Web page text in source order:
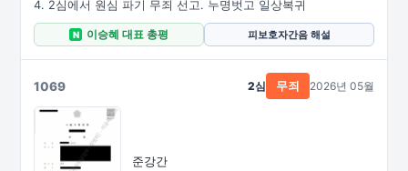
2심에서 원심 파기 무죄 선고. 누명벗고 일상복귀
N 이승혜 대표 총평 피보호자간음 해설
1069
준강간
2심 무죄 2026년 05월